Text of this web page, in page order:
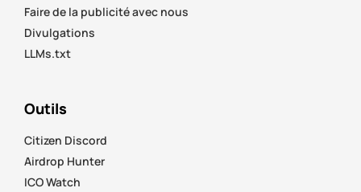
Faire de la publicité avec nous
Divulgations
LLMs.txt
Outils
Citizen Discord
Airdrop Hunter
ICO Watch